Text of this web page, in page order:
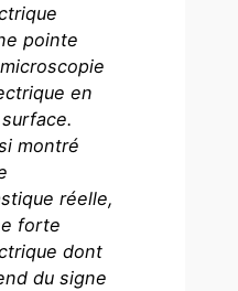
pointe
en
montré
réelle,
forte
dont
du signe